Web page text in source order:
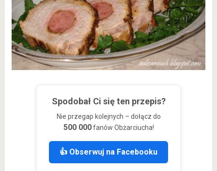
Spodobał Ci się ten przepis?
Nie przegap kolejnych – dołącz do
500 000fanów Obżarciucha!
👍 Obserwuj na Facebooku